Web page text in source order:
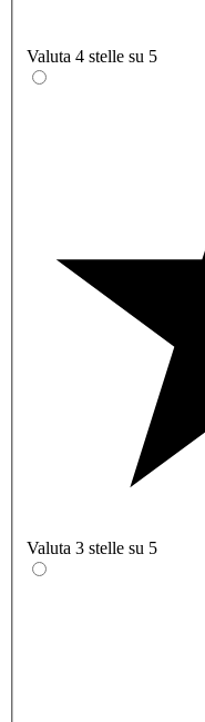
Valuta 4 stelle su 5
Valuta 3 stelle su 5